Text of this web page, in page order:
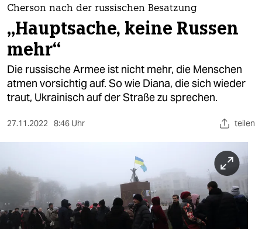
themen
politik
öko
gesellschaft
sport
berlin
wahrheit
Cherson nach der russischen Besatzung
„Hauptsache, keine Russen
mehr“
Die russische Armee ist nicht mehr, die Menschen
atmen vorsichtig auf. So wie Diana, die sich wieder
traut, Ukrainisch auf der Straße zu sprechen.
27.11.2022 8:46 Uhr teilen